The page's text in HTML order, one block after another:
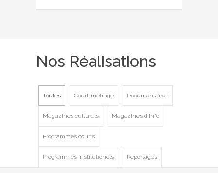
Nos Réalisations
Toutes Court-métrage Documentaires
Magazines culturels Magazines d'info
Programmes courts
Programmes institutionels Reportages